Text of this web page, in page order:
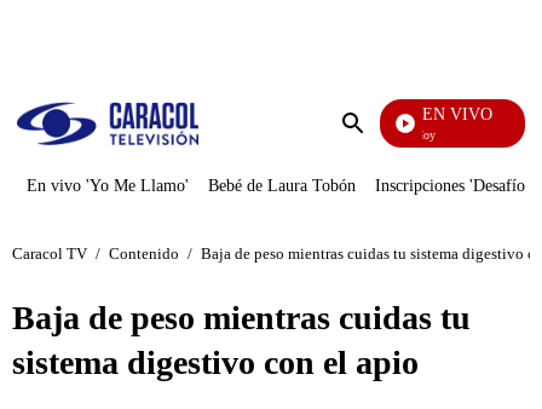
Enviar
EN VIVO
La Finca De Hoy
En vivo 'Yo Me Llamo' Bebé de Laura Tobón Inscripciones 'Desafío'
Caracol TV / Contenido / Baja de peso mientras cuidas tu sistema digestivo
Baja de peso mientras cuidas tu
sistema digestivo con el apio